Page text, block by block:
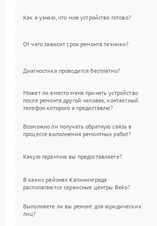
Как я узнаю, что мое устройство готово?
От чего зависит срок ремонта техники?
Диагностика проводится бесплатно?
Может ли вместо меня принять устройство
после ремонта другой человек, контактный
телефон которого я предоставлю?
Возможно ли получать обратную связь в
процессе выполнения ремонтных работ?
Какую гарантию вы предоставляете?
В каких районах Калининграда
располагаются сервисные центры Beko?
Выполняете ли вы ремонт для юридических
лиц?